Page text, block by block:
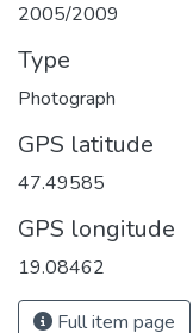
2005/2009
Type
Photograph
GPS latitude
47.49585
GPS longitude
19.08462
Full item page